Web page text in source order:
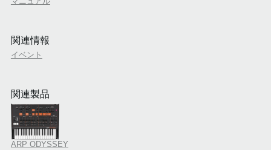
関連情報
イベント
関連製品
ARP ODYSSEY